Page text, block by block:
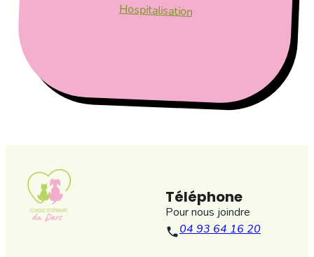
Hospitalisation
Téléphone
Pour nous joindre
04 93 64 16 20